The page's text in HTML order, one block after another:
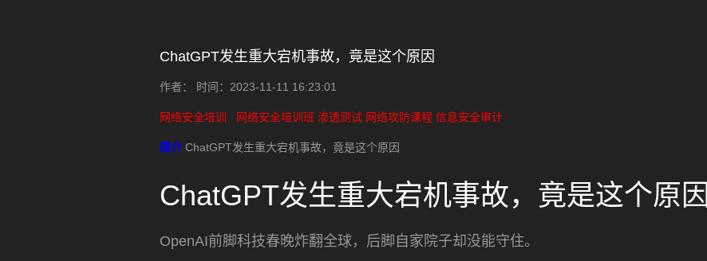
ChatGPT发生重大宕机事故，竟是这个原因
作者： 时间：2023-11-11 16:23:01
网络安全培训 网络安全培训班 渗透测试 网络攻防课程 信息安全审计
简介ChatGPT发生重大宕机事故，竟是这个原因
ChatGPT发生重大宕机事故，竟是这个原因
OpenAI前脚科技春晚炸翻全球，后脚自家院子却没能守住。